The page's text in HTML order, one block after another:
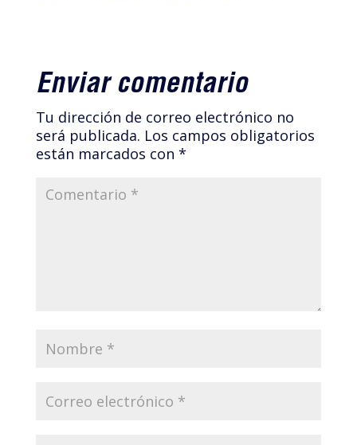
Enviar comentario
Tu dirección de correo electrónico no
será publicada. Los campos obligatorios
están marcados con *